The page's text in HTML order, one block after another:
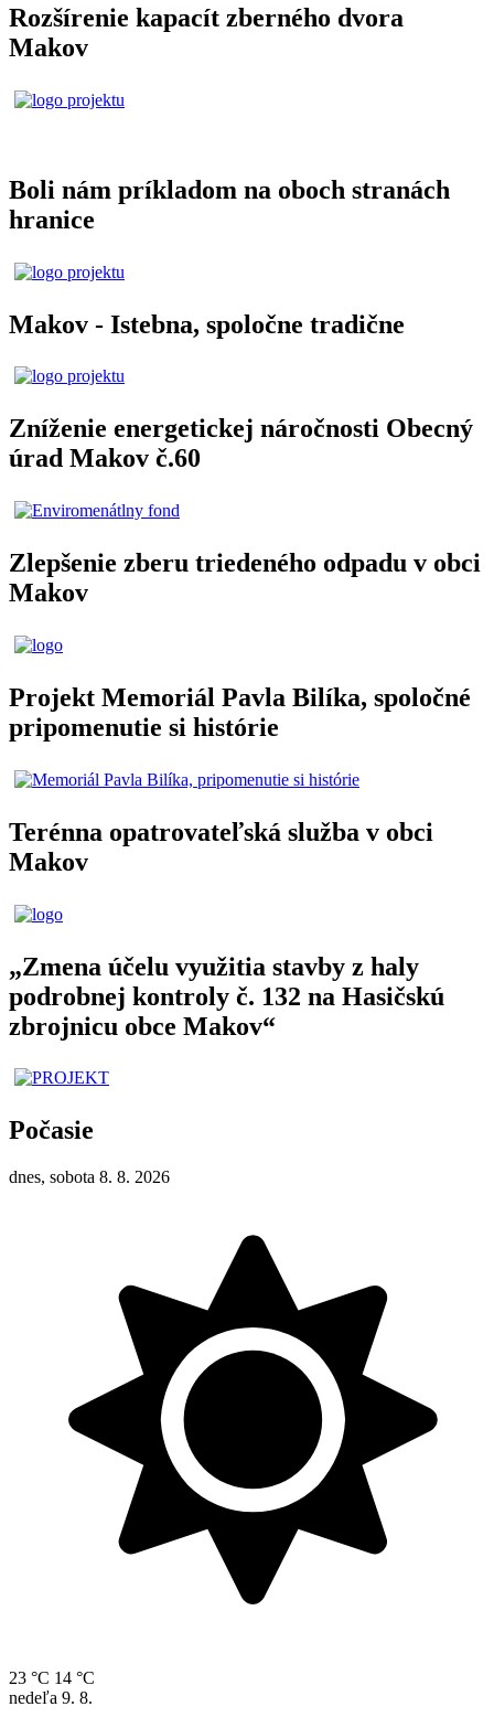
Rozšírenie kapacít zberného dvora
Makov
Boli nám príkladom na oboch stranách
hranice
Makov - Istebna, spoločne tradične
Zníženie energetickej náročnosti Obecný
úrad Makov č.60
Zlepšenie zberu triedeného odpadu v obci
Makov
Projekt Memoriál Pavla Bilíka, spoločné
pripomenutie si histórie
Terénna opatrovateľská služba v obci
Makov
„Zmena účelu využitia stavby z haly
podrobnej kontroly č. 132 na Hasičskú
zbrojnicu obce Makov“
Počasie
dnes, sobota 8. 8. 2026
23 °C 14 °C
nedeľa 9. 8.